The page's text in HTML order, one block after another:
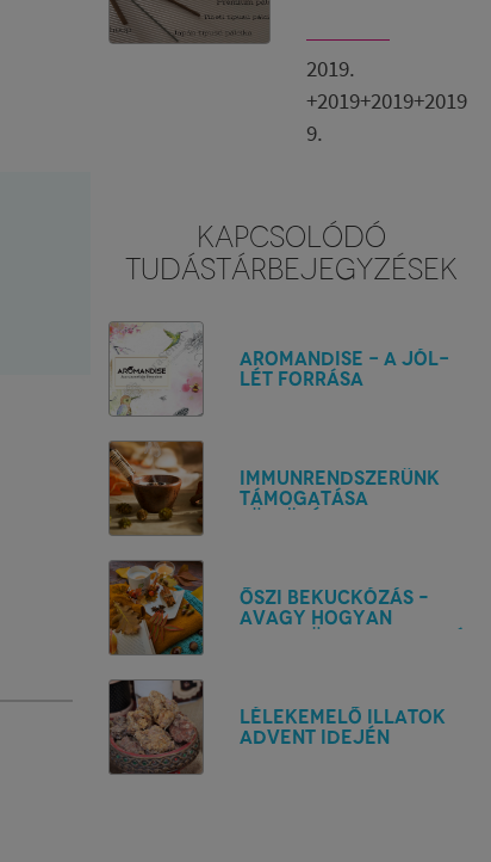
2019.
+2019+2019+2019
9.
KAPCSOLÓDÓ
TUDÁSTÁRBEJEGYZÉSEK
Aromandise - A jól-
lét forrása
Immunrendszerünk
támogatása
ŐSZI BEKUCKÓZÁS –
AVAGY HOGYAN
Lélekemelő illatok
Advent idején